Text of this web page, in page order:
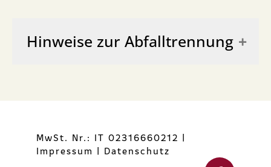
Hinweise zur Abfalltrennung
GL70-vetro incolore-raccolta vetro
MwSt. Nr.: IT 02316660212 |
Impressum | Datenschutz